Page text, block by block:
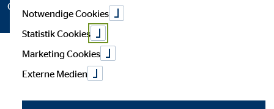
Copyright © 2026 by OVB Vermögensberatung AG | All Rights
Reserved
Notwendige Cookies
Statistik Cookies
Marketing Cookies
Externe Medien